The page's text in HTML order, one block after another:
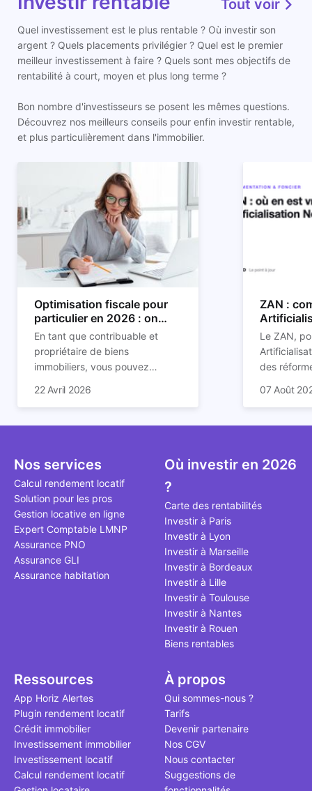
Tout voir
Quel investissement est le plus rentable ? Où investir son
argent ? Quels placements privilégier ? Quel est le premier
meilleur investissement à faire ? Quels sont mes objectifs de
rentabilité à court, moyen et plus long terme ?
Bon nombre d'investisseurs se posent les mêmes questions.
Découvrez nos meilleurs conseils pour enfin investir rentable,
et plus particulièrement dans l'immobilier.
Optimisation fiscale pour
particulier en 2026 : on
vous explique tout
En tant que contribuable et
propriétaire de biens
immobiliers, vous pouvez
imposition en optimisant votre
nombreuses méthodes légales
toutes les explications dans
notre article.
22 Avril 2026
ZAN :
son
Le ZAN,
des
des
et de la
bâtis.
plus mal
bien que
décrivent
le point à
07 Août
Nos services
Calcul rendement locatif
Solution pour les pros
Gestion locative en ligne
Expert Comptable LMNP
Assurance PNO
Assurance GLI
Assurance habitation
Où investir en 2026
?
Carte des rentabilités
Investir à Paris
Investir à Lyon
Investir à Marseille
Investir à Bordeaux
Investir à Lille
Investir à Toulouse
Investir à Nantes
Investir à Rouen
Biens rentables
Ressources
App Horiz Alertes
Plugin rendement locatif
Crédit immobilier
Investissement immobilier
Investissement locatif
Calcul rendement locatif
À propos
Qui sommes-nous ?
Tarifs
Devenir partenaire
Nos CGV
Nous contacter
Suggestions de